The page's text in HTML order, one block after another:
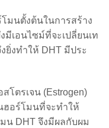
มนตั้งต้นในการสร้าง
เอนไซม์ที่จะเปลี่ยนเท
ยิ่งทำให้ DHT มีประ
โตรเจน (Estrogen)
ฮอร์โมนที่จะทำให้
น DHT จึงมีผลกับผม